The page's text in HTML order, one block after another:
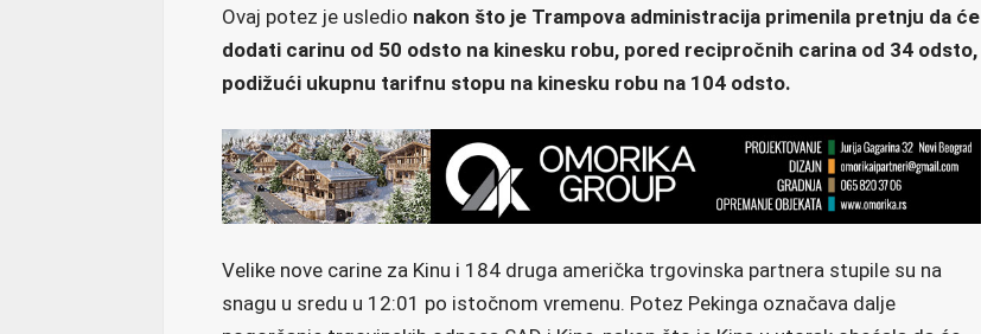
Ovaj potez je usledio nakon što je Trampova administracija primenila pretnju da će
dodati carinu od 50 odsto na kinesku robu, pored recipročnih carina od 34 odsto,
podižući ukupnu tarifnu stopu na kinesku robu na 104 odsto.
Velike nove carine za Kinu i 184 druga američka trgovinska partnera stupile su na
snagu u sredu u 12:01 po istočnom vremenu. Potez Pekinga označava dalje